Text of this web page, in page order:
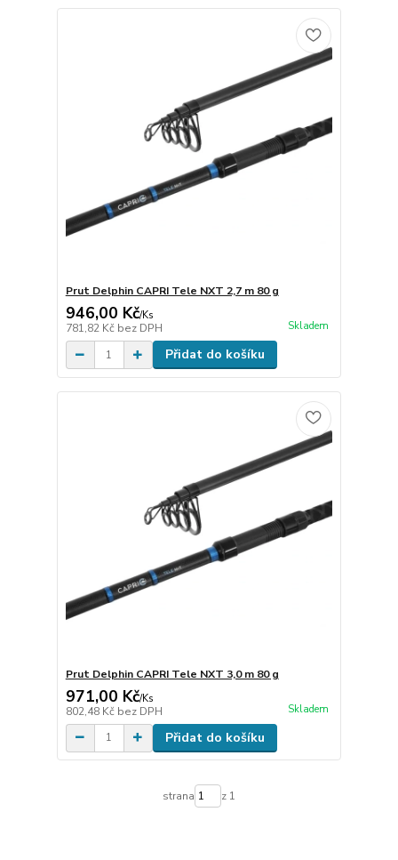
Prut Delphin CAPRI Tele NXT 2,7 m 80 g
946,00 Kč/Ks
781,82 Kč bez DPH Skladem
Přidat do košíku
Prut Delphin CAPRI Tele NXT 3,0 m 80 g
971,00 Kč/Ks
802,48 Kč bez DPH Skladem
Přidat do košíku
strana z 1